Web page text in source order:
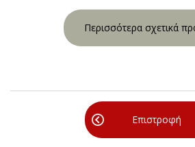
Περισσότερα σχετικά
Επιστροφή